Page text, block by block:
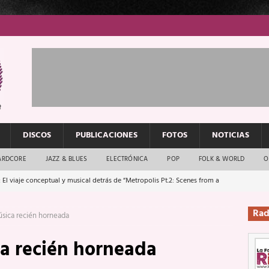
DISCOS PUBLICACIONES FOTOS NOTICIAS
JAZZ & BLUES ELECTRÓNICA POP FOLK & WORLD
El viaje conceptual y musical detrás de “Metropolis Pt.2: Scenes from a
El rock urbano sigue en buenas manos
que van a escucharte te saludan
ENTREVISTAS
recién horneada
recién horneada